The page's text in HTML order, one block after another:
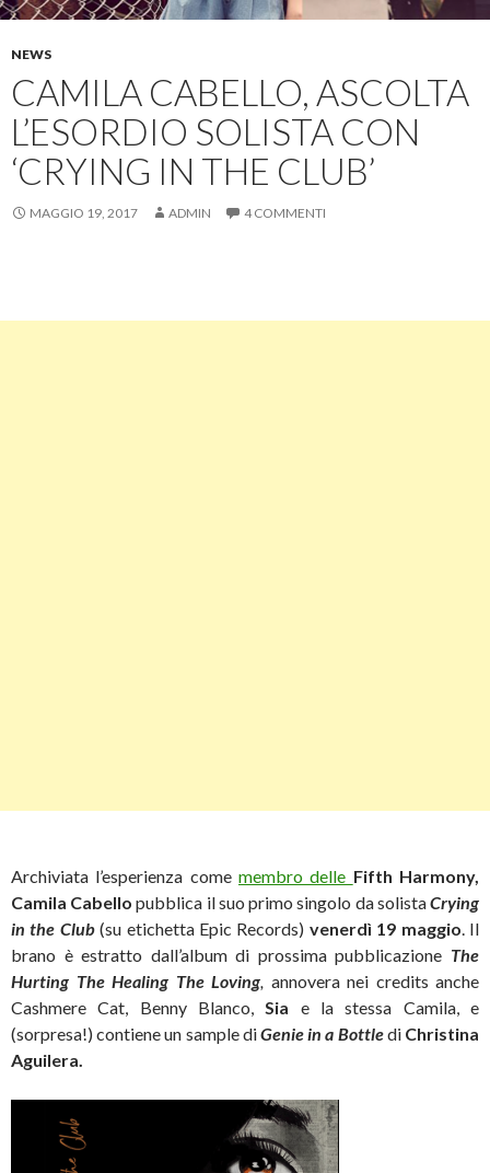
NEWS
CAMILA CABELLO, ASCOLTA
L’ESORDIO SOLISTA CON
‘CRYING IN THE CLUB’
MAGGIO 19, 2017 ADMIN 4 COMMENTI
Archiviata l’esperienza come membro delle Fifth Harmony,
Camila Cabellopubblica il suo primo singolo da solistaCrying
in the Club(su etichetta Epic Records) venerdì 19 maggio . Il
brano è estratto dall’album di prossima pubblicazione The
Hurting The Healing The Loving annovera nei credits anche
Cashmere Cat, Benny Blanco,
Sia e la stessa Camila, e
(sorpresa!) contiene un sample diGenie in a Bottledi Christina
Aguilera.